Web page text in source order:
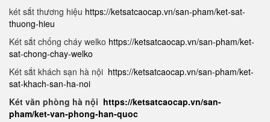
két sắt thương hiệu https://ketsatcaocap.vn/san-pham/ket-sat-
thuong-hieu
Két sắt chống cháy welko https://ketsatcaocap.vn/san-pham/ket-
sat-chong-chay-welko
Két sắt khách sạn hà nội https://ketsatcaocap.vn/san-pham/ket-
sat-khach-san-ha-noi
Két văn phòng hà nội https://ketsatcaocap.vn/san-
pham/ket-van-phong-han-quoc